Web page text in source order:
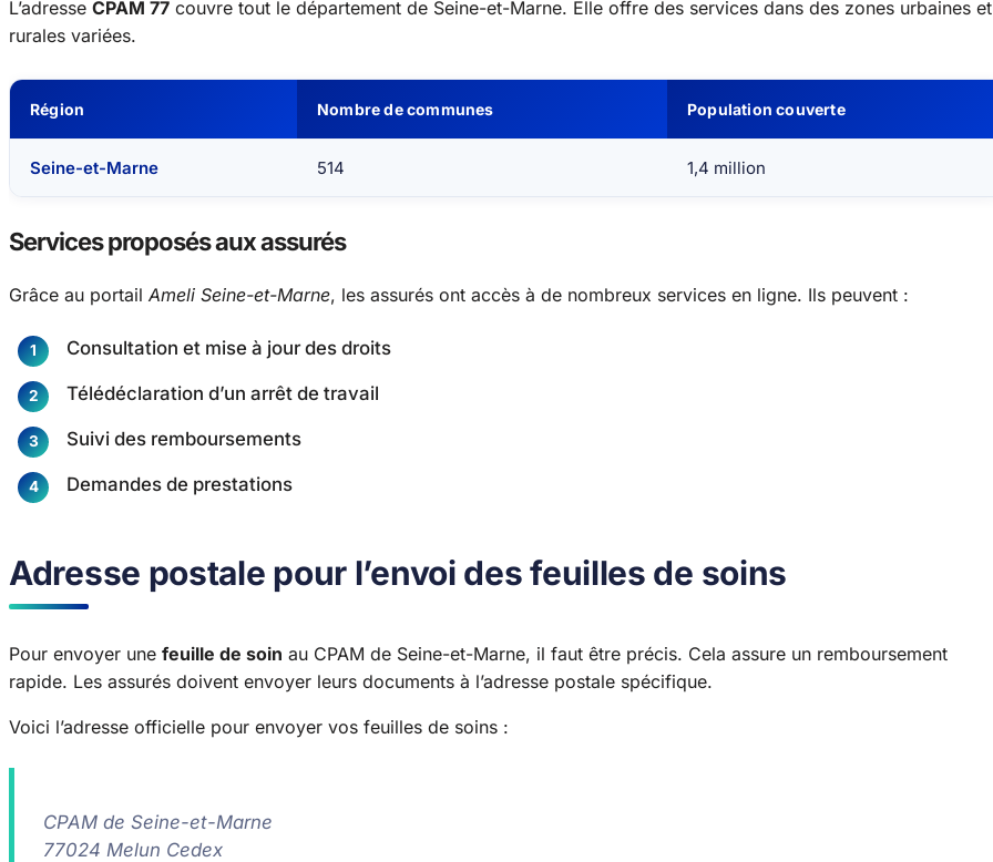
L’adresse CPAM 77 couvre tout le département de Seine-et-Marne. Elle offre des services dans des zones urbaines et
rurales variées.
Région Nombre de communes Population couverte
Seine-et-Marne 514 1,4 million
Services proposés aux assurés
Grâce au portail Ameli Seine-et-Marne, les assurés ont accès à de nombreux services en ligne. Ils peuvent :
Consultation et mise à jour des droits
Télédéclaration d’un arrêt de travail
Suivi des remboursements
Demandes de prestations
Adresse postale pour l’envoi des feuilles de soins
Pour envoyer une feuille de soin au CPAM de Seine-et-Marne, il faut être précis. Cela assure un remboursement
rapide. Les assurés doivent envoyer leurs documents à l’adresse postale spécifique.
Voici l’adresse officielle pour envoyer vos feuilles de soins :
CPAM de Seine-et-Marne
77024 Melun Cedex